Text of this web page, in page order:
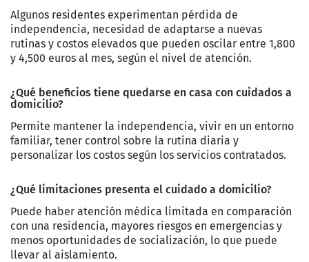
Algunos residentes experimentan pérdida de
independencia, necesidad de adaptarse a nuevas
rutinas y costos elevados que pueden oscilar entre 1,800
y 4,500 euros al mes, según el nivel de atención.
¿Qué beneficios tiene quedarse en casa con cuidados a
domicilio?
Permite mantener la independencia, vivir en un entorno
familiar, tener control sobre la rutina diaria y
personalizar los costos según los servicios contratados.
¿Qué limitaciones presenta el cuidado a domicilio?
Puede haber atención médica limitada en comparación
con una residencia, mayores riesgos en emergencias y
menos oportunidades de socialización, lo que puede
llevar al aislamiento.